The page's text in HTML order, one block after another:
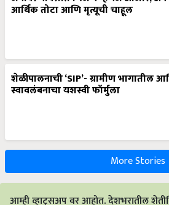
स्वावलंबनाचा यशस्वी फॉर्मुला
More Stories
आम्ही व्हाट्सअप वर आहोत. देशभरातील